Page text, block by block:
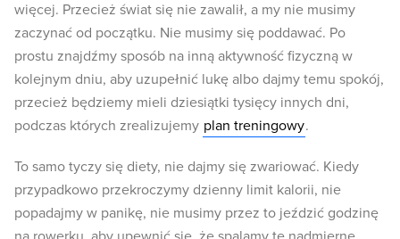
więcej. Przecież świat się nie zawalił, a my nie musimy
zaczynać od początku. Nie musimy się poddawać. Po
prostu znajdźmy sposób na inną aktywność fizyczną w
kolejnym dniu, aby uzupełnić lukę albo dajmy temu spokój,
przecież będziemy mieli dziesiątki tysięcy innych dni,
podczas których zrealizujemy plan treningowy.
To samo tyczy się diety, nie dajmy się zwariować. Kiedy
przypadkowo przekroczymy dzienny limit kalorii, nie
popadajmy w panikę, nie musimy przez to jeździć godzinę